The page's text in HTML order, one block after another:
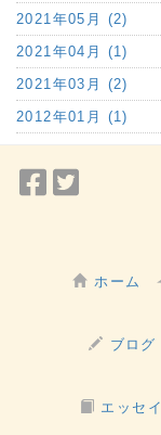
2021年05月 (2)
2021年04月 (1)
2021年03月 (2)
2012年01月 (1)
Facebook
ェ
ホーム
ブログ
エッセイ